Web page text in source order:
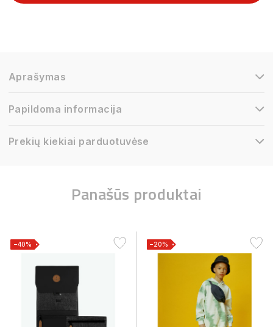
Aprašymas
Papildoma informacija
Prekių kiekiai parduotuvėse
Panašūs produktai
−40% −20%